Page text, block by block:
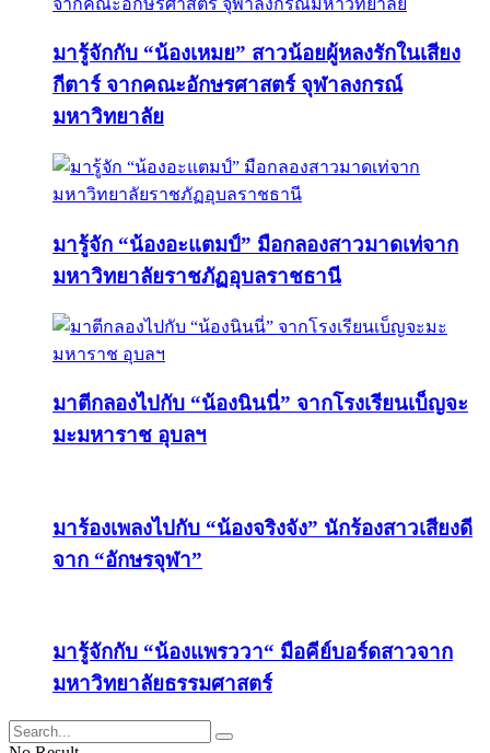
มารู้จักกับ “น้องเหมย” สาวน้อยผู้หลงรักในเสียง
กีตาร์ จากคณะอักษรศาสตร์ จุฬาลงกรณ์
มหาวิทยาลัย
มารู้จัก “น้องอะแตมป์” มือกลองสาวมาดเท่จาก
มหาวิทยาลัยราชภัฏอุบลราชธานี
มาตีกลองไปกับ “น้องนินนี่” จากโรงเรียนเบ็ญจะ
มะมหาราช อุบลฯ
มาร้องเพลงไปกับ “น้องจริงจัง” นักร้องสาวเสียงดี
จาก “อักษรจุฬา”
มารู้จักกับ “น้องแพรววา“ มือคีย์บอร์ดสาวจาก
มหาวิทยาลัยธรรมศาสตร์